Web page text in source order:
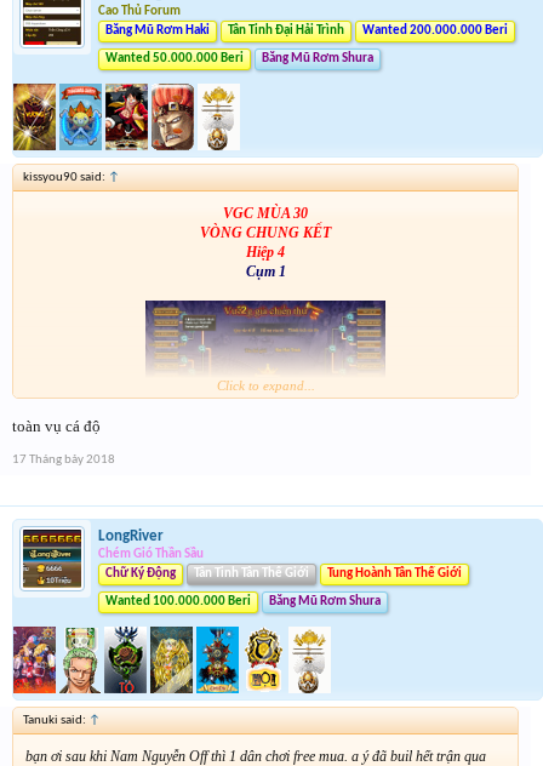
Cao Thủ Forum
Băng Mũ Rơm Haki
Tân Tinh Đại Hải Trình Wanted 200.000.000 Beri
Wanted 50.000.000 Beri Băng Mũ Rơm Shura
kissyou90 said: ↑
VGC MÙA 30
VÒNG CHUNG KẾT
Hiệp 4
Cụm 1
http://s28-haitac.haitac-gs.com/api/replay?
serverid=game20028&bid=KFZ_b9d94a0626302ae9
Vẫn tạo ra một trân gay cấn Bánh Rán.s145 vs ➻❥๖ۣۜCupid︵✰.s4 vẫn tạo ra 1
đội hình như ở hiệp 2, và không biết được ai sẽ là Tân Vương. Các bạn hãy
đoán thử xem nhé. Có vẻ Như Lee Nhọ đang thực hiện việc vờn và sỉ nhục đối
thủ nhiều hơn và đọ sức 1 cách fair play
Bánh Rán.s145 2-2 ➻❥๖ۣۜCupid︵✰.s4
Cụm 2
Kết Thúc
Cụm 3
Click to expand...
toàn vụ cá độ
17 Tháng bảy 2018
LongRiver
Chém Gió Thần Sầu
Chữ Ký Động
Tân Tinh Tân Thế Giới Tung Hoành Tân Thế Giới
Wanted 100.000.000 Beri Băng Mũ Rơm Shura
Tanuki said: ↑
bạn ơi sau khi Nam Nguyễn Off thì 1 dân chơi free mua. a ý đã buil hết trận qua